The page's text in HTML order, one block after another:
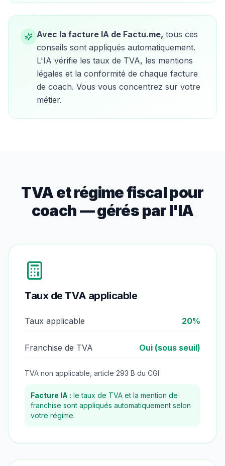
Avec la facture IA de Factu.me, tous ces
conseils sont appliqués automatiquement.
L'IA vérifie les taux de TVA, les mentions
légales et la conformité de chaque facture
de coach. Vous vous concentrez sur votre
métier.
TVA et régime fiscal pour
coach— gérés par l'IA
Taux de TVA applicable
Taux applicable 20%
Franchise de TVA Oui (sous seuil)
TVA non applicable, article 293 B du CGI
Facture IA : le taux de TVA et la mention de
franchise sont appliqués automatiquement selon
votre régime.